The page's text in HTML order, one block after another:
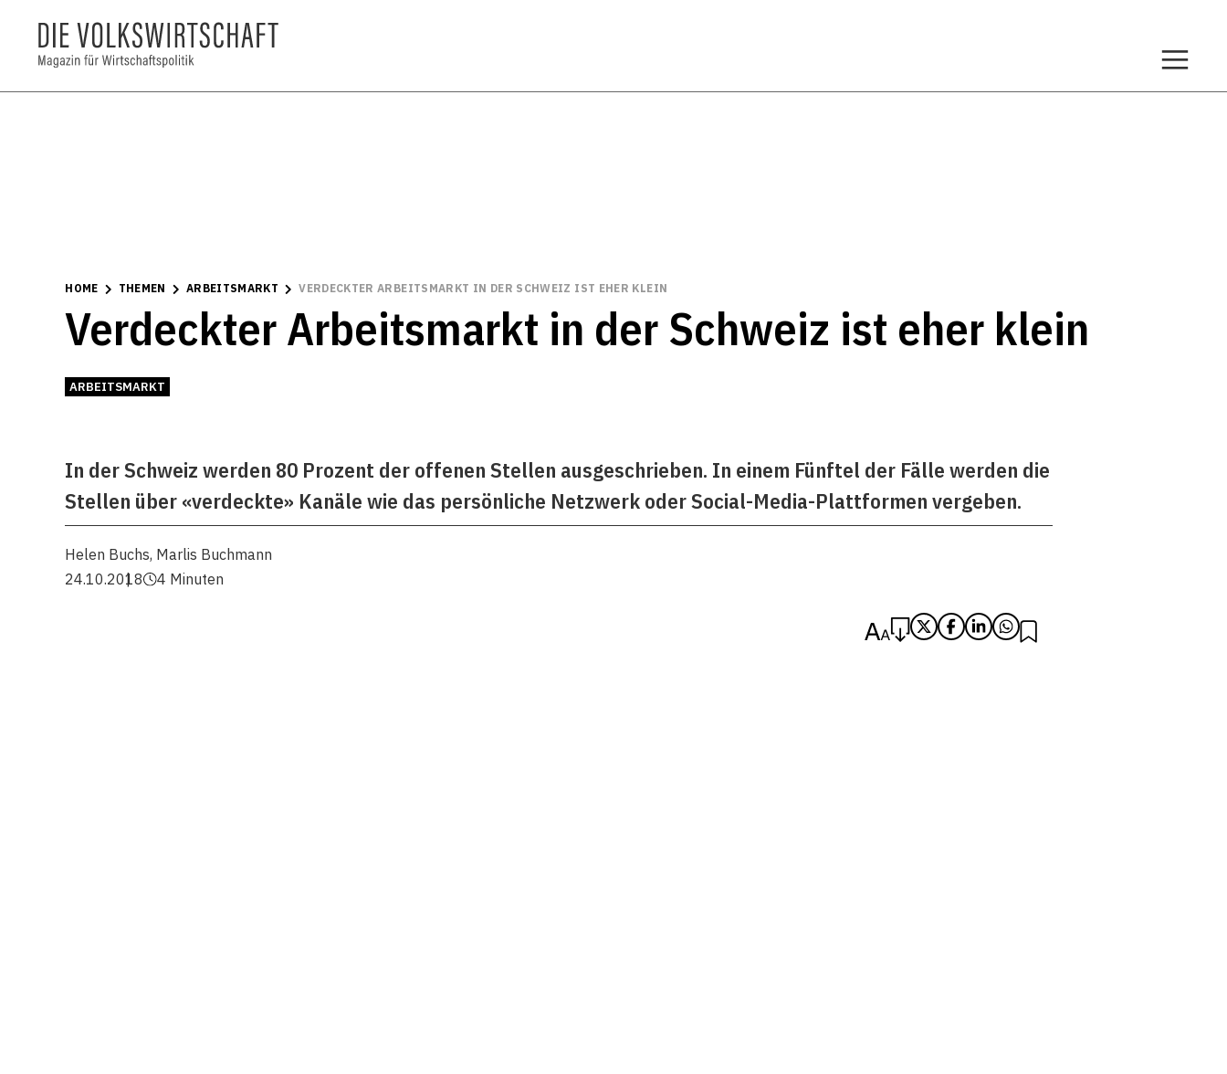
HOME THEMEN ARBEITSMARKT VERDECKTER ARBEITSMARKT IN DER SCHWEIZ IST EHER KLEIN
Verdeckter Arbeitsmarkt in der Schweiz ist eher klein
ARBEITSMARKT
In der Schweiz werden 80 Prozent der offenen Stellen ausgeschrieben. In einem Fünftel der Fälle werden die
Stellen über «verdeckte» Kanäle wie das persönliche Netzwerk oder Social-Media-Plattformen vergeben.
Helen Buchs, Marlis Buchmann
24.10.2018
4 Minuten